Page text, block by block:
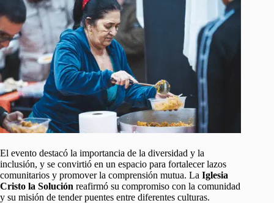
El evento destacó la importancia de la diversidad y la
inclusión, y se convirtió en un espacio para fortalecer lazos
comunitarios y promover la comprensión mutua. La Iglesia
Cristo la Solución reafirmó su compromiso con la comunidad
y su misión de tender puentes entre diferentes culturas.